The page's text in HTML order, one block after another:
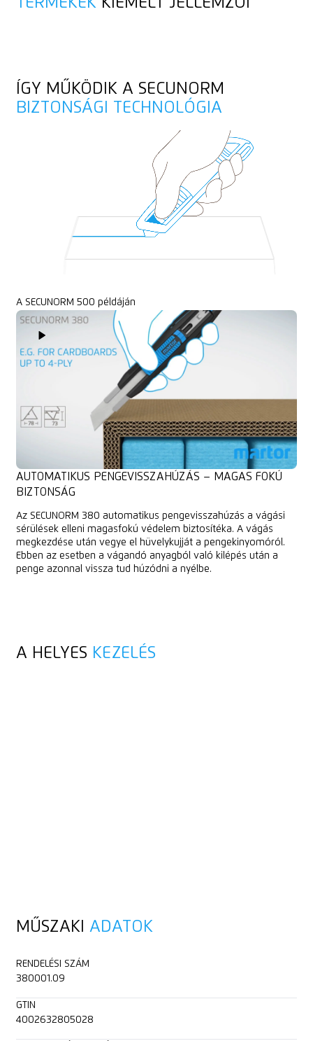
ÍGY MŰKÖDIK A SECUNORM
BIZTONSÁGI TECHNOLÓGIA
AUTOMATIKUS PENGEVISSZAHÚZÁS – MAGAS FOKÚ
BIZTONSÁG
Az SECUNORM 380 automatikus pengevisszahúzás a vágási
sérülések elleni magasfokú védelem biztosítéka. A vágás
megkezdése után vegye el hüvelykujját a pengekinyomóról.
Ebben az esetben a vágandó anyagból való kilépés után a
penge azonnal vissza tud húzódni a nyélbe.
A SECUNORM 500 példáján
Play Video
A HELYES KEZELÉS
MŰSZAKI ADATOK
RENDELÉSI SZÁM
380001.09
GTIN
4002632805028